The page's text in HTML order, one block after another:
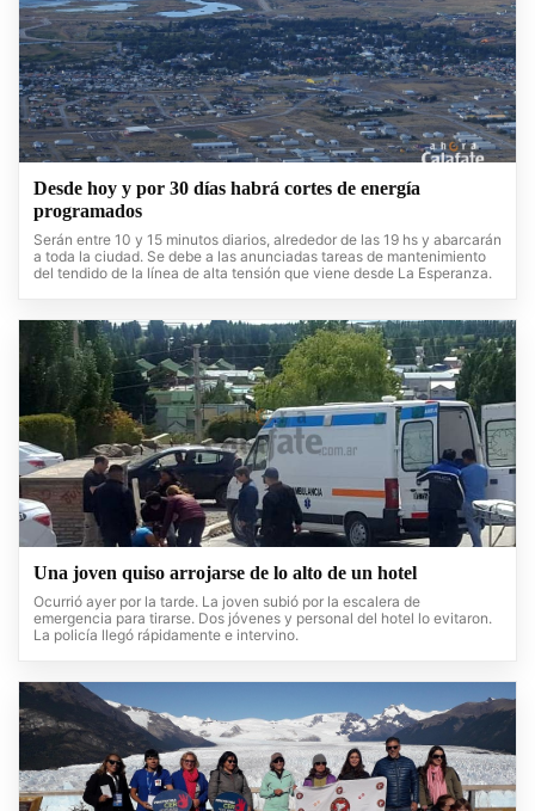
Desde hoy y por 30 días habrá cortes de energía
programados
Serán entre 10 y 15 minutos diarios, alrededor de las 19 hs y abarcarán
a toda la ciudad. Se debe a las anunciadas tareas de mantenimiento
del tendido de la línea de alta tensión que viene desde La Esperanza.
Una joven quiso arrojarse de lo alto de un hotel
Ocurrió ayer por la tarde. La joven subió por la escalera de
emergencia para tirarse. Dos jóvenes y personal del hotel lo evitaron.
La policía llegó rápidamente e intervino.